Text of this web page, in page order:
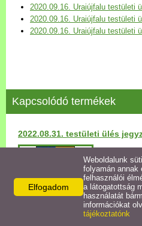
Hírek
Egyéb intézmények
Egyéb szolgáltatások
Egészségügyi ellátás
Uraiújfalu Sportegyesület
2020.09.16. Uraiújfalu testületi
2020.09.16. Uraiújfalu testületi
2020.09.16. Uraiújfalu testületi
Kapcsolódó termékek
2022.08.31. testületi ülés
Elfogadom
Weboldalunk
folyamán annak
felhasználói
a látogatottság
használatát
információkat
tájékoztatónk